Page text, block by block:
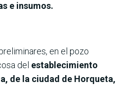
e insumos.
en el pozo
del establecimiento
de la ciudad de Horqueta,